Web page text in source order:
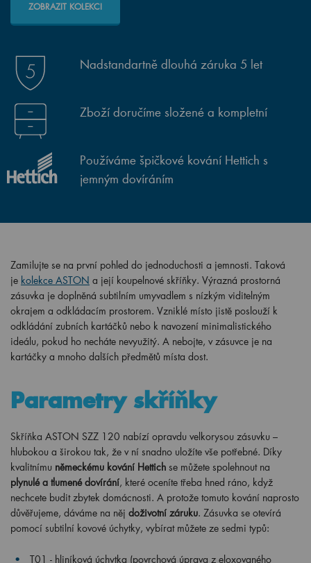
ZOBRAZIT KOLEKCI
Nadstandartně dlouhá záruka 5 let
Zboží doručíme složené a kompletní
Používáme špičkové kování Hettich s
jemným dovíráním
Zamilujte se na první pohled do jednoduchosti a jemnosti. Taková
je kolekce ASTON a její koupelnové skříňky. Výrazná prostorná
zásuvka je doplněná subtilním umyvadlem s nízkým viditelným
okrajem a odkládacím prostorem. Vzniklé místo jistě poslouží k
odkládání zubních kartáčků nebo k navození minimalistického
ideálu, pokud ho necháte nevyužitý. A nebojte, v zásuvce je na
kartáčky a mnoho dalších předmětů místa dost.
Parametry skříňky
Skříňka ASTON SZZ 120 nabízí opravdu velkorysou zásuvku –
hlubokou a širokou tak, že v ní snadno uložíte vše potřebné. Díky
kvalitnímu německému kování Hettich se můžete spolehnout na
plynulé a tlumené dovírání, které oceníte třeba hned ráno, když
nechcete budit zbytek domácnosti. A protože tomuto kování naprosto
důvěřujeme, dáváme na něj doživotní záruku. Zásuvka se otevírá
pomocí subtilní kovové úchytky, vybírat můžete ze sedmi typů:
T01 - hliníková úchytka (povrchová úprava z eloxovaného